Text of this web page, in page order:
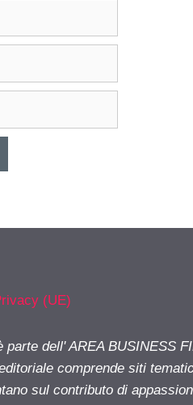
(UE)
parte dell' AREA BUSINESS
comprende siti
sul contributo di